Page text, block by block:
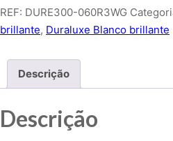
REF: DURE300-060R3WG
brillante, Duraluxe Blanco brillante
Descrição
Descrição